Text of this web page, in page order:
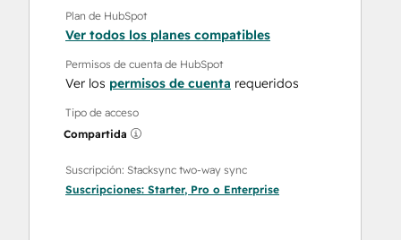
Plan de HubSpot
Ver todos los planes compatibles
Permisos de cuenta de HubSpot
Ver los permisos de cuenta requeridos
Tipo de acceso
Compartida
Suscripción: Stacksync two-way sync
Suscripciones: Starter, Pro o Enterprise